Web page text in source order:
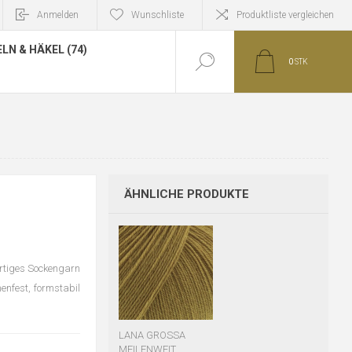
Anmelden Wunschliste Produktliste vergleichen
& HÄKEL (74)
0STK
Sockengarn
formstabil
ÄHNLICHE PRODUKTE
LANA GROSSA
MEILENWEIT